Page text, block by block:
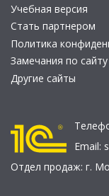
Учебная версия
Стать партнером
Политика
Замечания по сайту
Другие сайты
Email:
Отдел продаж: г.